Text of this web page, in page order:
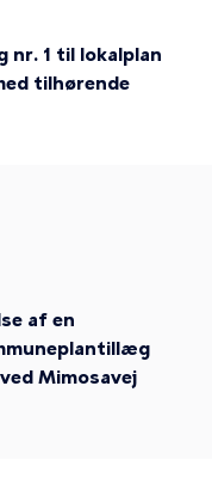
nr. 1 til lokalplan
tilhørende
af en
Mimosavej